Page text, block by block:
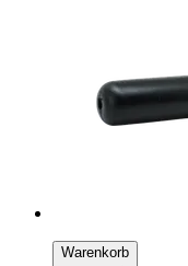
Warenkorb